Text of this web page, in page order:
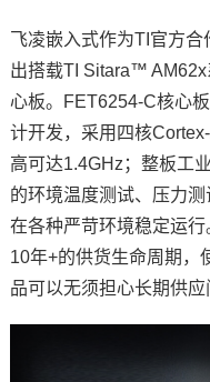
飞凌嵌入式作为TI官方
出搭载TI Sitara™
心板。FET6254-C核心
计开发，采用四核Cortex
高可达1.4GHz；整板工
的环境温度测试、压力
在各种严苛环境稳定运
10年+的供货生命周期，
品可以无须担心长期供应